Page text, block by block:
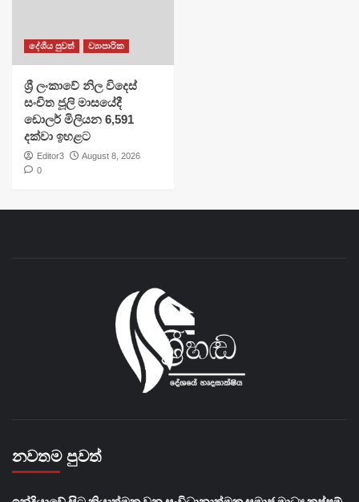
දේශීය පුවත් ව්‍යාපාරික
ශ්‍රී ලංකාවේ නිල විදෙස්
සංචිත ජූලි මාසයේදී
ඩොලර් මිලියන 6,591
දක්වා ඉහළට
Editor3
August 8, 2026
0
නවතම පුවත්